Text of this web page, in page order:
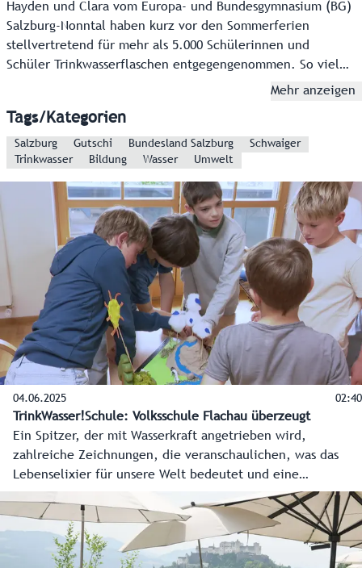
Hayden und Clara vom Europa- und Bundesgymnasium (BG)
Salzburg-Nonntal haben kurz vor den Sommerferien
stellvertretend für mehr als 5.000 Schülerinnen und
Schüler Trinkwasserflaschen entgegengenommen. So viele
waren es nämlich, die sich in diesem Schuljahr über die
bewusst gegen Plastikflaschen entschieden haben und der
wertvollen Ressource Wasser an ihrer Schule mehr
Beachtung schenken.
Mehr anzeigen
Tags/Kategorien
Salzburg Gutschi Bundesland Salzburg
Schwaiger
Trinkwasser
Bildung Wasser Umwelt
04.06.2025 02:40
TrinkWasser!Schule: Volksschule Flachau überzeugt
Ein Spitzer, der mit Wasserkraft angetrieben wird,
zahlreiche Zeichnungen, die veranschaulichen, was das
Lebenselixier für unsere Welt bedeutet und eine
nachgebastelte Berg- und Flusslandschaft mit Wolken, die
zeigt, wie der Wasserkreislauf funktioniert. Die Volksschule
Flachau hat mit ihren Ideen den Hauptpreis im Rahmen der
TrinkWasser!Schule 2024/25 gewonnen.